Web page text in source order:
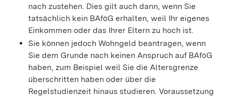
nach zustehen. Dies gilt auch dann, wenn Sie
tatsächlich kein BAföG erhalten, weil Ihr eigenes
Einkommen oder das Ihrer Eltern zu hoch ist.
Sie können jedoch Wohngeld beantragen, wenn
Sie dem Grunde nach keinen Anspruch auf BAföG
haben, zum Beispiel weil Sie die Altersgrenze
überschritten haben oder über die
Regelstudienzeit hinaus studieren. Voraussetzung